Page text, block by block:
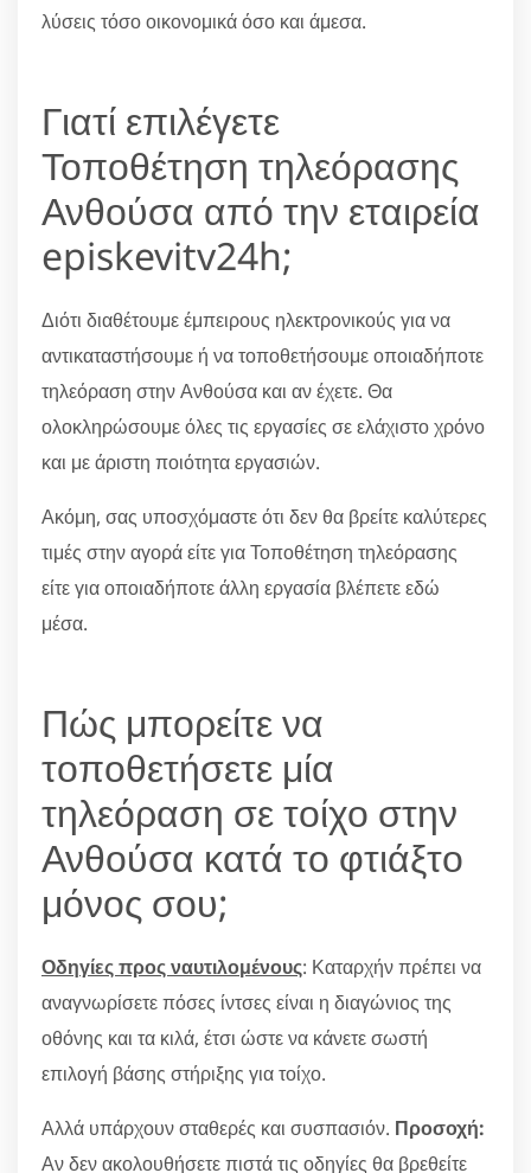
λύσεις τόσο οικονομικά όσο και άμεσα.
Γιατί επιλέγετε
Τοποθέτηση τηλεόρασης
Ανθούσα από την εταιρεία
episkevitv24h;
Διότι διαθέτουμε έμπειρους ηλεκτρονικούς για να
αντικαταστήσουμε ή να τοποθετήσουμε οποιαδήποτε
τηλεόραση στην Ανθούσα και αν έχετε. Θα
ολοκληρώσουμε όλες τις εργασίες σε ελάχιστο χρόνο
και με άριστη ποιότητα εργασιών.
Ακόμη, σας υποσχόμαστε ότι δεν θα βρείτε καλύτερες
τιμές στην αγορά είτε για Τοποθέτηση τηλεόρασης
είτε για οποιαδήποτε άλλη εργασία βλέπετε εδώ
μέσα.
Πώς μπορείτε να
τοποθετήσετε μία
τηλεόραση σε τοίχο στην
Ανθούσα κατά το φτιάξτο
μόνος σου;
Οδηγίες προς ναυτιλομένους: Καταρχήν πρέπει να
αναγνωρίσετε πόσες ίντσες είναι η διαγώνιος της
οθόνης και τα κιλά, έτσι ώστε να κάνετε σωστή
επιλογή βάσης στήριξης για τοίχο.
Αλλά υπάρχουν σταθερές και συσπασιόν. Προσοχή:
Αν δεν ακολουθήσετε πιστά τις οδηγίες θα βρεθείτε